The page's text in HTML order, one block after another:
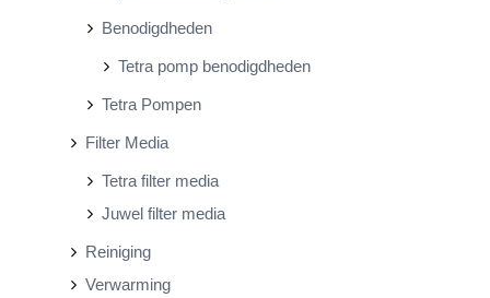
Benodigdheden
Tetra pomp benodigdheden
Tetra Pompen
Filter Media
Tetra filter media
Juwel filter media
Reiniging
Verwarming